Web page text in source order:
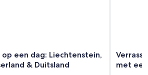
een dag: Liechtenstein,
& Duitsland
met